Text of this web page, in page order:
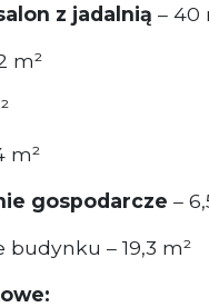
z jadalnią – 40
m²
m²
gospodarcze –
budynku – 19,3 m²